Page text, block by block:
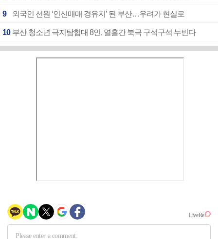
9 외국인 선원 ‘인신매매 경유지’ 된 부산…우려가 현실로
10 부산 청소년 극지탐험대 8인, 열흘간 북극 구석구석 누빈다